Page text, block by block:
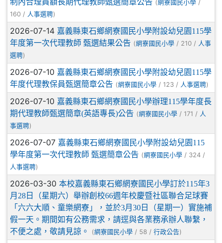
(網寮國民小學 /
160 / 人事選聘)
2026-07-14 嘉義縣東石鄉網寮國民小學附設幼兒園115學
年度第一次代理教師 甄選結果公告 (網寮國民小學 / 210 / 人事
選聘)
2026-07-10 嘉義縣東石鄉網寮國民小學附設幼兒園115學
年度代理教保員甄選簡章公告 (網寮國民小學 / 123 / 人事選聘)
2026-07-10 嘉義縣東石鄉網寮國民小學辦理115學年度長
期代理教師甄選簡章(英語專長)公告 (網寮國民小學 / 171 / 人
事選聘)
2026-07-07 嘉義縣東石鄉網寮國民小學附設幼兒園115
學年度第一次代理教師 甄選簡章公告 (網寮國民小學 / 324 /
人事選聘)
2026-03-30 本校嘉義縣東石鄉網寮國民小學訂於115年3
月28日（星期六）舉辦創校66週年校慶暨社區聯合足球賽
「六六大順、童樂網寮」，並於3月30日（星期一）實施補
假一天。期間如有公務需求，請逕與各業務承辦人聯繫，
不便之處，敬請見諒。
(網寮國民小學 / 58 / 行政公告)